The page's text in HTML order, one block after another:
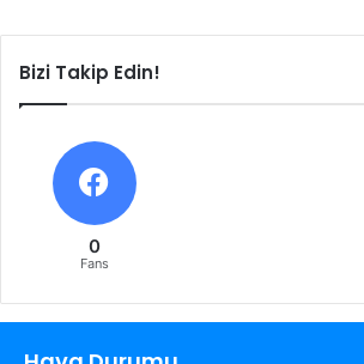
Bizi Takip Edin!
0
Fans